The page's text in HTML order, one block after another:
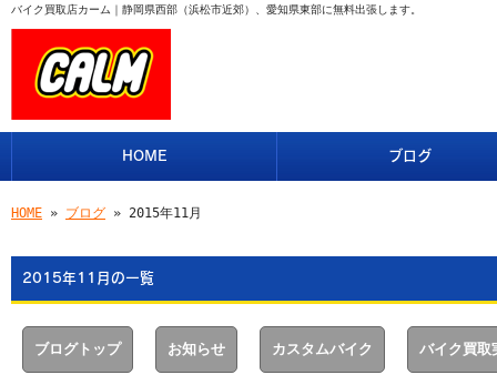
バイク買取店カーム｜静岡県西部（浜松市近郊）、愛知県東部に無料出張します。
HOME ブログ
HOME » ブログ » 2015年11月
2015年11月の一覧
ブログトップ お知らせ カスタムバイク バイク買取